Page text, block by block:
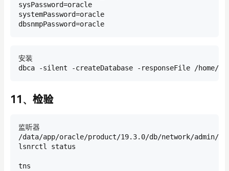
sysPassword=oracle
systemPassword=oracle
dbsnmpPassword=oracle
安装
dbca -silent -createDatabase -responseFile /home/
11、检验
监听器
/data/app/oracle/product/19.3.0/db/network/admin/
lsnrctl status
tns